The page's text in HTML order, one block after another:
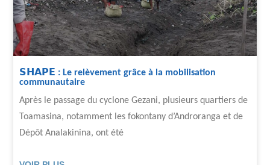
𝗦𝗛𝗔𝗣𝗘 : Le relèvement grâce à la mobilisation
communautaire
Après le passage du cyclone Gezani, plusieurs quartiers de
Toamasina, notamment les fokontany d’Androranga et de
Dépôt Analakinina, ont été